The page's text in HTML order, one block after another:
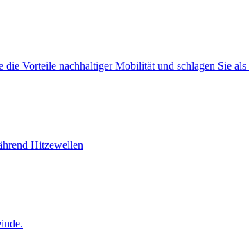
Vorteile nachhaltiger Mobilität und schlagen Sie
Hitzewellen